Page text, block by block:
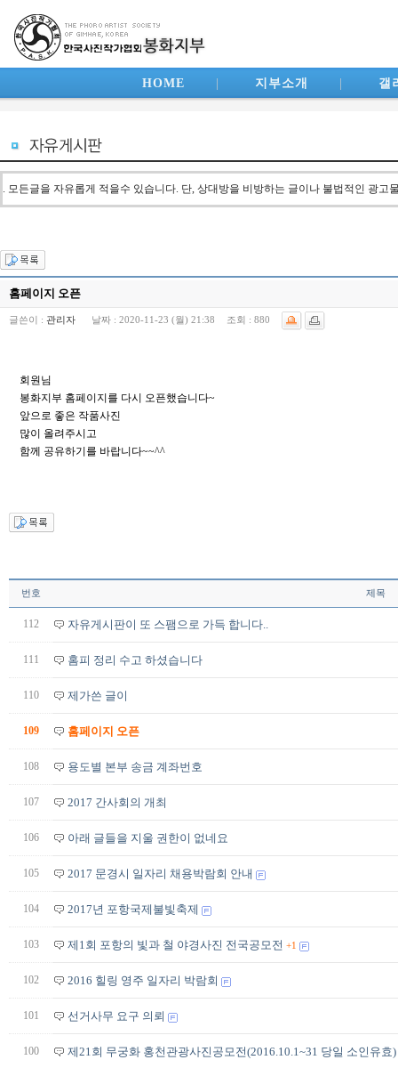
HOME 지부소개 갤
. 모든글을 자유롭게 적을수 있습니다. 단, 상대방을 비방하는 글이나 불법적인 광고
홈페이지 오픈
글쓴이 : 관리자 날짜 : 2020-11-23 (월) 21:38 조회 : 880
회원님
봉화지부 홈페이지를 다시 오픈했습니다~
앞으로 좋은 작품사진
많이 올려주시고
함께 공유하기를 바랍니다~~^^
번호 제목
112 자유게시판이 또 스팸으로 가득 합니다..
111 홈피 정리 수고 하셨습니다
110 제가쓴 글이
109 홈페이지 오픈
108 용도별 본부 송금 계좌번호
107 2017 간사회의 개최
106 아래 글들을 지울 권한이 없네요
105 2017 문경시 일자리 채용박람회 안내
104 2017년 포항국제불빛축제
103 제1회 포항의 빛과 철 야경사진 전국공모전 +1
102 2016 힐링 영주 일자리 박람회
101 선거사무 요구 의뢰
100 제21회 무궁화 홍천관광사진공모전(2016.10.1~31 당일 소인유효)